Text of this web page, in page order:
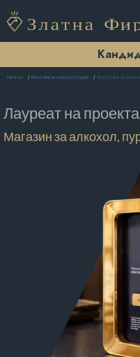
Начало Магазини за алкохол София Магазин за
Лауреат на проекта
Магазин за алкохол,